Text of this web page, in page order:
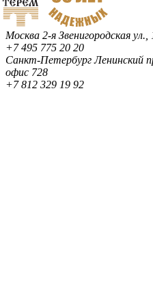
Москва 2-я Звенигородская ул.,
+7 495 775 20 20
Санкт-ПетербургЛенинский
офис 728
+7 812 329 19 92